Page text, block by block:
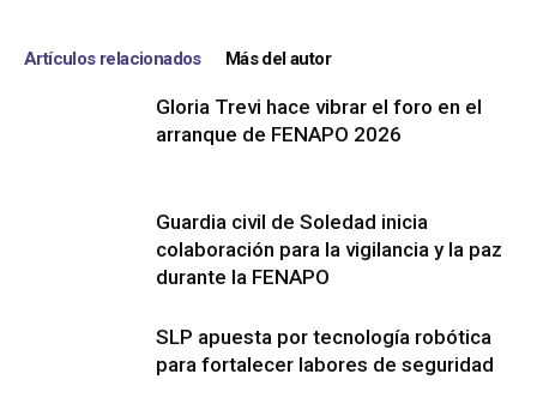
Artículos relacionados Más del autor
Gloria Trevi hace vibrar el foro en el
arranque de FENAPO 2026
Guardia civil de Soledad inicia
colaboración para la vigilancia y la paz
durante la FENAPO
SLP apuesta por tecnología robótica
para fortalecer labores de seguridad